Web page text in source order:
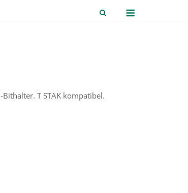
T STAK kompatibel.